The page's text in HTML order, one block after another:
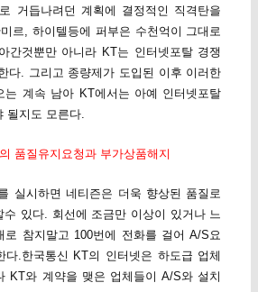
거듭나려던 계획에 결정적인 직격탄을
르, 하이텔등에 퍼부은 수천억이 그대로
간것뿐만 아니라 KT는 인터넷포탈 경쟁
다. 그리고 종량제가 도입된 이후 이러한
는 계속 남아 KT에서는 아예 인터넷포탈
될지도 모른다.
품질유지요청과 부가상품해지
실시하면 네티즌은 더욱 향상된 품질로
수 있다. 회선에 조금만 이상이 있거나 느
로 참지말고 100번에 전화를 걸어 A/S요
다.한국통신 KT의 인터넷은 하도급 업체
KT와 계약을 맺은 업체들이 A/S와 설치